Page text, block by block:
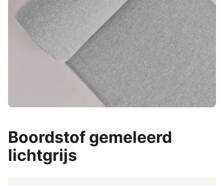
Boordstof gemeleerd
lichtgrijs